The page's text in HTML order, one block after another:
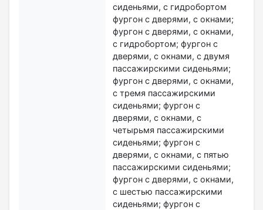
сиденьями, с гидробортом
фургон с дверями, с окнами;
фургон с дверями, с окнами,
с гидробортом; фургон с
дверями, с окнами, с двумя
пассажирскими сиденьями;
фургон с дверями, с окнами,
с тремя пассажирскими
сиденьями; фургон с
дверями, с окнами, с
четырьмя пассажирскими
сиденьями; фургон с
дверями, с окнами, с пятью
пассажирскими сиденьями;
фургон с дверями, с окнами,
с шестью пассажирскими
сиденьями; фургон с